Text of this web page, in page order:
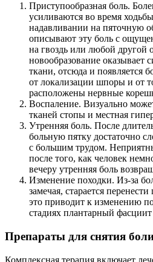
Приступообразная боль.
усиливаются во время
надавливании на пяточную
описывают эту боль с
на гвоздь или любой другой
новообразование оказывает
ткани, отсюда и появляется
от локализации шпоры и от
расположены нервные
Воспаление. Визуально
тканей стопы и местная
Утренняя боль. После
больную пятку достаточно
с большим трудом.
после того, как человек
вечеру утренняя боль
Изменение походки. Из-за
замечая, старается
это приводит к изменению
стадиях плантарный
Препараты для снятия
Комплексная терапия включает